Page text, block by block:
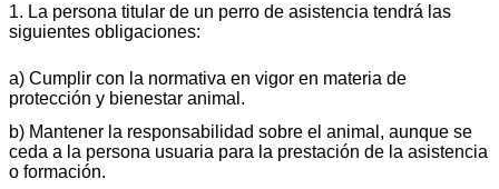
1. La persona titular de un perro de asistencia tendrá las
siguientes obligaciones:
a) Cumplir con la normativa en vigor en materia de
protección y bienestar animal.
b) Mantener la responsabilidad sobre el animal, aunque se
ceda a la persona usuaria para la prestación de la asistencia
o formación.